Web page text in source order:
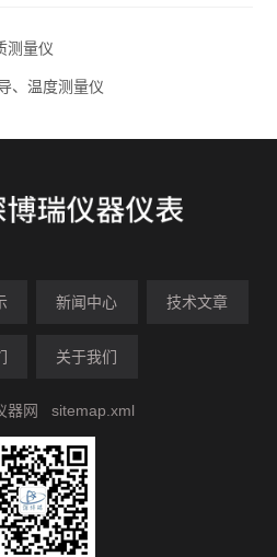
测量仪
、温度测量仪
新闻中心 技术文章
关于我们
器网 sitemap.xml